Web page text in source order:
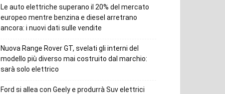
Le auto elettriche superano il 20% del mercato
europeo mentre benzina e diesel arretrano
ancora: i nuovi dati sulle vendite
Nuova Range Rover GT, svelati gli interni del
modello più diverso mai costruito dal marchio:
sarà solo elettrico
Ford si allea con Geely e produrrà Suv elettrici